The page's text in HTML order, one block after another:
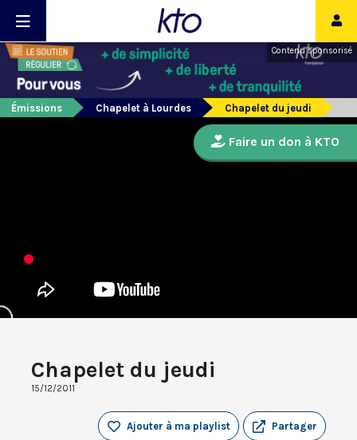
Contenu sponsorisé
Émissions Chapelet à Lourdes Chapelet du jeudi
Chapelet du jeudi
15/12/2011
Partager
Ajouter à ma playlist
Faire un don à KTO